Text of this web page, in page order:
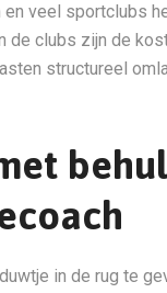
veel sportclubs
de clubs zijn de
structureel
in de rug te